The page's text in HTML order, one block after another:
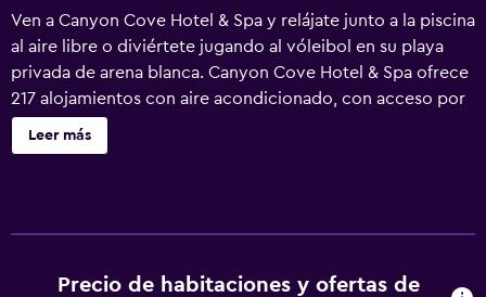
Ven a Canyon Cove Hotel & Spa y relájate junto a la piscina
al aire libre o diviértete jugando al vóleibol en su playa
privada de arena blanca. Canyon Cove Hotel & Spa ofrece
217 alojamientos con aire acondicionado, con acceso por
pasillos exteriores y caja fuerte y botella de agua gratuita.
Se ofrece televisión por cable. Los baños están equipados
Se ofrece servicio nocturno de descubierta y servicio de
Leer más
Precio de habitaciones y ofertas de